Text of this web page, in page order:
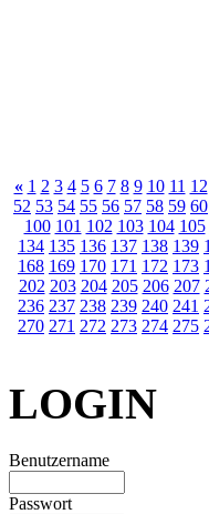
« 1 2 3 4 5 6 7 8 9 10 11 12
52 53 54 55 56 57 58 59 60
100 101 102 103 104 105
134 135 136 137 138 139
168 169 170 171 172 173
202 203 204 205 206 207
236 237 238 239 240 241
270 271 272 273 274 275
LOGIN
Benutzername
Passwort